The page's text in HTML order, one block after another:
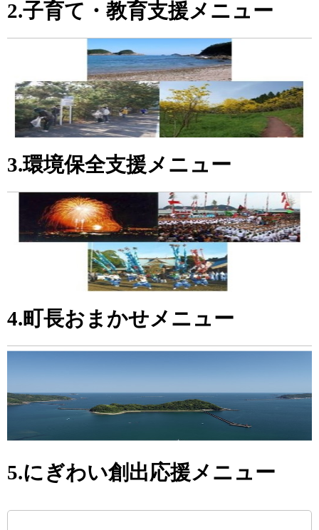
2.子育て・教育支援メニュー
3.環境保全支援メニュー
4.町長おまかせメニュー
5.にぎわい創出応援メニュー